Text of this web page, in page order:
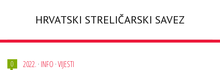
HRVATSKI STRELIČARSKI SAVEZ
0 2022. · INFO ·VIJESTI